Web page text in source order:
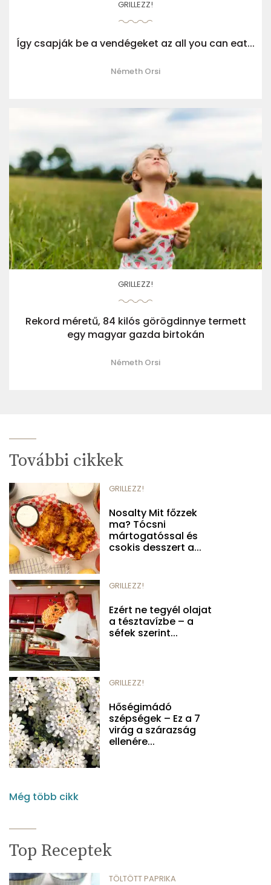
GRILLEZZ!
Így csapják be a vendégeket az all you can eat...
Németh Orsi
GRILLEZZ!
Rekord méretű, 84 kilós görögdinnye termett
egy magyar gazda birtokán
Németh Orsi
További cikkek
GRILLEZZ!
Nosalty Mit főzzek
ma? Tócsni
mártogatóssal és
csokis desszert a...
GRILLEZZ!
Ezért ne tegyél olajat
a tésztavízbe – a
séfek szerint...
GRILLEZZ!
Hőségimádó
szépségek – Ez a 7
virág a szárazság
ellenére...
Még több cikk
Top Receptek
TÖLTÖTT PAPRIKA